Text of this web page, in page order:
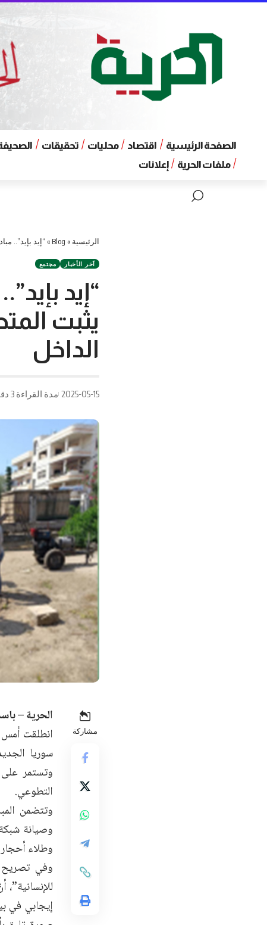
الصفحة الرئيسية اقتصاد محليات تحقيقات
ملفات الحرية
إعلانات
الرئيسية »
Blog
» “إيد بإيد”..
آخر الأخبار مجتمع
“إيد
يثبت
الداخل
2025-05-15 مدة القراءة 3 دقيقة/دقائق
مشاركة
الحرية –
انطلقت أمس
سوريا
وتستمر
التطوعي.
وتتضمن
وصيانة
وطلاء
وفي
إيجابي في